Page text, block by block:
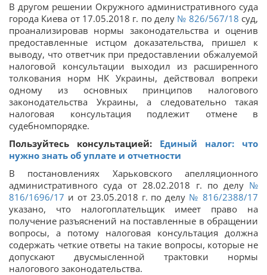
В другом решении Окружного административного суда
города Киева от 17.05.2018 г. по делу № 826/567/18 суд,
проанализировав нормы законодательства и оценив
предоставленные истцом доказательства, пришел к
выводу, что ответчик при предоставлении обжалуемой
налоговой консультации выходил из расширенного
толкования норм НК Украины, действовал вопреки
одному из основных принципов налогового
законодательства Украины, а следовательно такая
налоговая консультация подлежит отмене в
судебномпорядке.
Пользуйтесь консультацией: Единый налог: что
нужно знать об уплате и отчетности
В постановлениях Харьковского апелляционного
административного суда от 28.02.2018 г. по делу №
816/1696/17 и от 23.05.2018 г. по делу № 816/2388/17
указано, что налогоплательщик имеет право на
получение разъяснений на поставленные в обращении
вопросы, а потому налоговая консультация должна
содержать четкие ответы на такие вопросы, которые не
допускают двусмысленной трактовки нормы
налогового законодательства.